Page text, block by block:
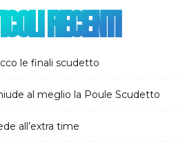
RECENTI
le finali scudetto
al meglio la Poule Scudetto
all’extra time